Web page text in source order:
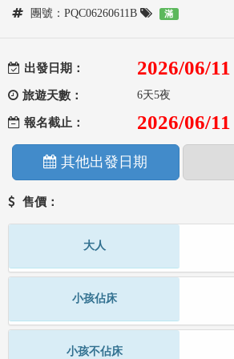
團號：PQC06260611B 滿
出發日期： 2026/06/11
旅遊天數： 6天5夜
報名截止： 2026/06/11
其他出發日期
售價：
大人
小孩佔床
小孩不佔床